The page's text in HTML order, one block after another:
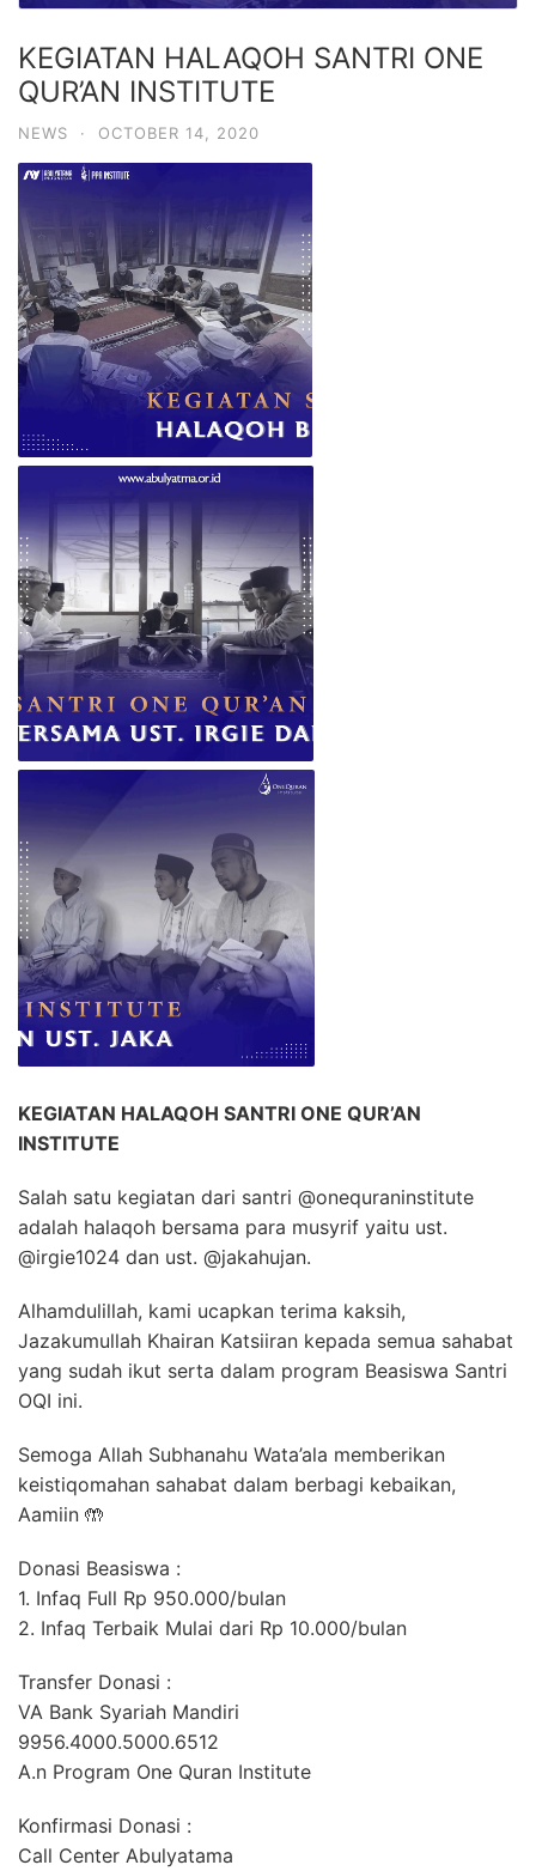
KEGIATAN HALAQOH SANTRI ONE
QUR’AN INSTITUTE
NEWS · OCTOBER 14, 2020
KEGIATAN HALAQOH SANTRI ONE QUR’AN
INSTITUTE
Salah satu kegiatan dari santri @onequraninstitute
adalah halaqoh bersama para musyrif yaitu ust.
@irgie1024 dan ust. @jakahujan.
Alhamdulillah, kami ucapkan terima kaksih,
Jazakumullah Khairan Katsiiran kepada semua sahabat
yang sudah ikut serta dalam program Beasiswa Santri
OQI ini.
Semoga Allah Subhanahu Wata’ala memberikan
keistiqomahan sahabat dalam berbagi kebaikan,
Aamiin 🤲
Donasi Beasiswa :
1. Infaq Full Rp 950.000/bulan
2. Infaq Terbaik Mulai dari Rp 10.000/bulan
Transfer Donasi :
VA Bank Syariah Mandiri
9956.4000.5000.6512
A.n Program One Quran Institute
Konfirmasi Donasi :
Call Center Abulyatama